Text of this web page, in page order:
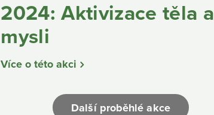
2024: Aktivizace těla a
mysli
Více o této akci
Další proběhlé akce